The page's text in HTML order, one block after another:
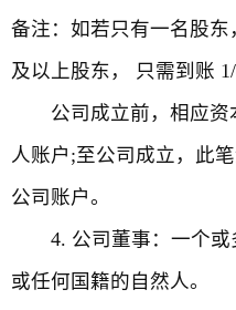
备注：如若只有一名股
及以上股东， 只需到账 1/
公司成立前，相应资
人账户;至公司成立，此
公司账户。
4. 公司董事：一个或
或任何国籍的自然人。